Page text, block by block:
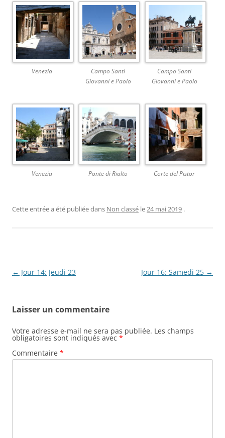
Venezia
Campo Santi
Giovanni e Paolo
Campo Santi
Giovanni e Paolo
Venezia Ponte di Rialto Corte del Pistor
Cette entrée a été publiée dans Non classé le24 mai 2019 .
Navigation
← Jour 14: Jeudi 23 Jour 16: Samedi 25 →
Laisser un commentaire
Votre adresse e-mail ne sera pas publiée. Les champs
obligatoires sont indiqués avec *
Commentaire *